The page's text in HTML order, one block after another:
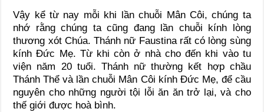
Vậy kể từ nay mỗi khi lần chuỗi Mân Côi, chúng ta
nhớ rằng chúng ta cũng đang lần chuỗi kính lòng
thương xót Chúa. Thánh nữ Faustina rất có lòng sùng
kính Đức Mẹ. Từ khi còn ở nhà cho đến khi vào tu
viện năm 20 tuổi. Thánh nữ thường kết hợp chầu
Thánh Thể và lần chuỗi Mân Côi kính Đức Mẹ, để cầu
nguyên cho những người tội lỗi ăn ăn trở lại, và cho
thế giới được hoà bình.